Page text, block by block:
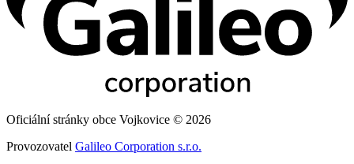
Oficiální stránky obce Vojkovice © 2026
Provozovatel Galileo Corporation s.r.o.